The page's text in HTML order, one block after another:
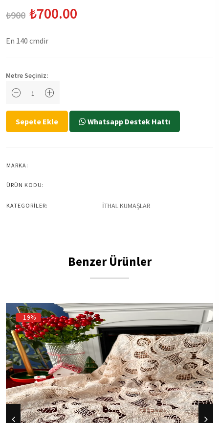
₺900 ₺700.00
En 140 cmdir
Metre Seçiniz:
Sepete Ekle Whatsapp Destek Hattı
MARKA:
ÜRÜN KODU:
KATEGORİLER: İTHAL KUMAŞLAR
Benzer Ürünler
-19%